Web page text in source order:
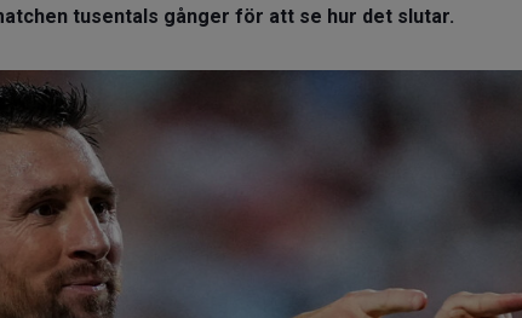
tusentals gånger för att se hur det slutar.